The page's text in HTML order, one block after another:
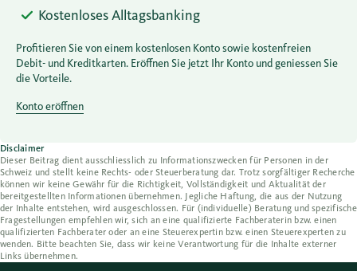
Kostenloses Alltagsbanking
Profitieren Sie von einem kostenlosen Konto sowie kostenfreien
Debit- und Kreditkarten. Eröffnen Sie jetzt Ihr Konto und geniessen Sie
die Vorteile.
Konto eröffnen
Disclaimer
Dieser Beitrag dient ausschliesslich zu Informationszwecken für Personen in der
Schweiz und stellt keine Rechts- oder Steuerberatung dar. Trotz sorgfältiger Recherche
können wir keine Gewähr für die Richtigkeit, Vollständigkeit und Aktualität der
bereitgestellten Informationen übernehmen. Jegliche Haftung, die aus der Nutzung
der Inhalte entstehen, wird ausgeschlossen. Für (individuelle) Beratung und spezifische
Fragestellungen empfehlen wir, sich an eine qualifizierte Fachberaterin bzw. einen
qualifizierten Fachberater oder an eine Steuerexpertin bzw. einen Steuerexperten zu
wenden. Bitte beachten Sie, dass wir keine Verantwortung für die Inhalte externer
Links übernehmen.